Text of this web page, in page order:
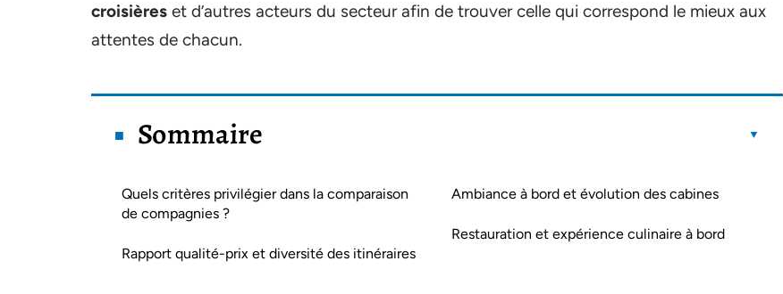
croisières et d’autres acteurs du secteur afin de trouver celle qui correspond le mieux aux
attentes de chacun.
Sommaire
Quels critères privilégier dans la comparaison
de compagnies ?
Rapport qualité-prix et diversité des itinéraires
Ambiance à bord et évolution des cabines
Restauration et expérience culinaire à bord